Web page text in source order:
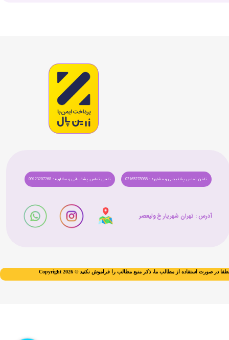
تلفن تماس پشتیبانی و مشاوره : 09123207268 تلفن تماس پشتیبانی و مشاوره : 02165278985
آدرس : تهران شهریار خ ولیعصر​​​​​​​